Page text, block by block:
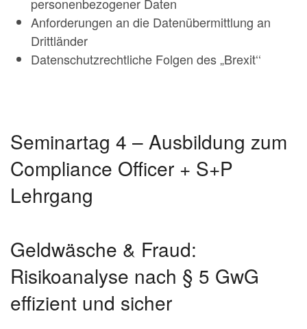
Anforderungen an die Datenübermittlung an
Drittländer
Datenschutzrechtliche Folgen des „Brexit‘‘
Seminartag 4 – Ausbildung zum
Compliance Officer + S+P
Lehrgang
Geldwäsche & Fraud:
Risikoanalyse nach § 5 GwG
effizient und sicher